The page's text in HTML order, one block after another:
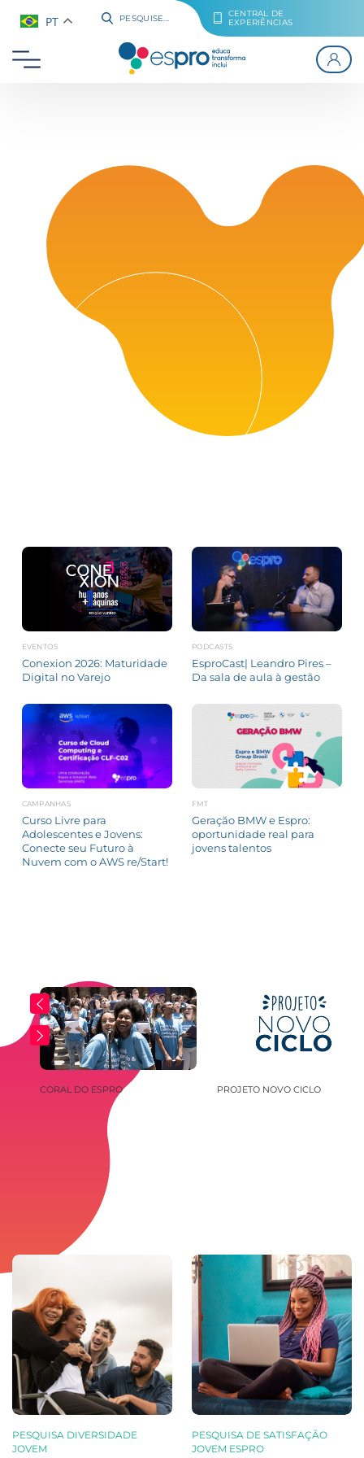
PT PESQUISE...
CENTRAL DE
EXPERIÊNCIAS
EVENTOS
Conexion 2026: Maturidade
Digital no Varejo
PODCASTS
EsproCast| Leandro Pires –
Da sala de aula à gestão
CAMPANHAS
Curso Livre para
Adolescentes e Jovens:
Conecte seu Futuro à
Nuvem com o AWS re/Start!
FMT
Geração BMW e Espro:
oportunidade real para
jovens talentos
CORAL DO ESPRO PROJETO NOVO CICLO
PESQUISA DIVERSIDADE
JOVEM
PESQUISA DE SATISFAÇÃO
JOVEM ESPRO